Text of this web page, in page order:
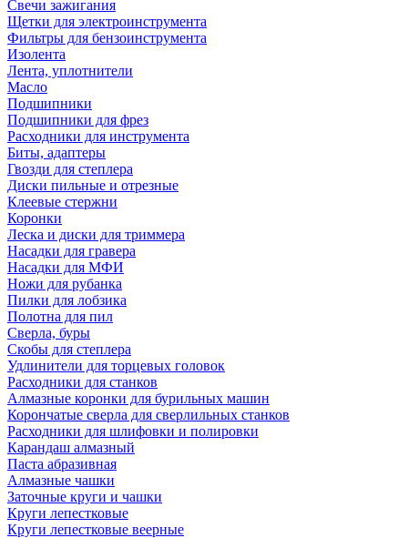
Свечи зажигания
Щетки для электроинструмента
Фильтры для бензоинструмента
Изолента
Лента, уплотнители
Масло
Подшипники
Подшипники для фрез
Расходники для инструмента
Биты, адаптеры
Гвозди для степлера
Диски пильные и отрезные
Клеевые стержни
Коронки
Леска и диски для триммера
Насадки для гравера
Насадки для МФИ
Ножи для рубанка
Пилки для лобзика
Полотна для пил
Сверла, буры
Скобы для степлера
Удлинители для торцевых головок
Расходники для станков
Алмазные коронки для бурильных машин
Корончатые сверла для сверлильных станков
Расходники для шлифовки и полировки
Карандаш алмазный
Паста абразивная
Алмазные чашки
Заточные круги и чашки
Круги лепестковые
Круги лепестковые веерные